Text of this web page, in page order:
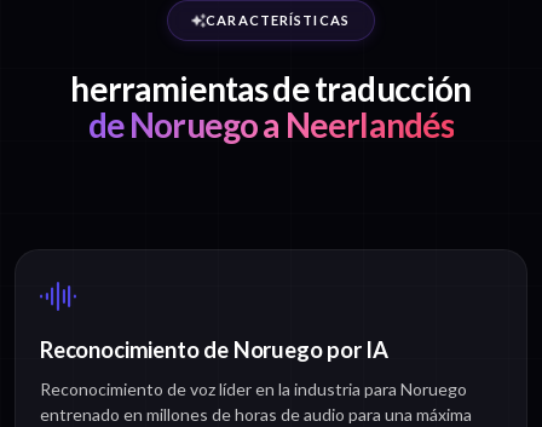
CARACTERÍSTICAS
herramientas de traducción
de Noruego a Neerlandés
Reconocimiento de Noruego por IA
Reconocimiento de voz líder en la industria para Noruego
entrenado en millones de horas de audio para una máxima